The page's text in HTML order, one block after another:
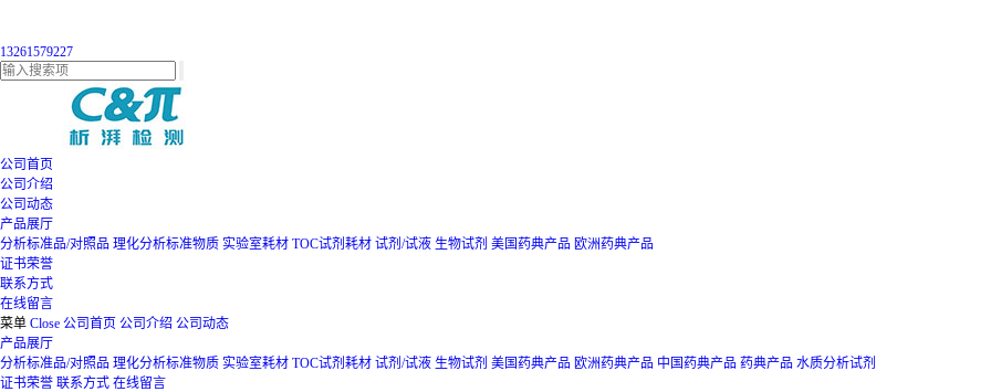
13261579227
公司首页
公司介绍
公司动态
产品展厅
分析标准品/对照品 理化分析标准物质 实验室耗材 TOC试剂耗材 试剂/试液 生物试剂 美国药典产品 欧洲药典产品
证书荣誉
联系方式
在线留言
菜单 Close 公司首页 公司介绍 公司动态
产品展厅
分析标准品/对照品 理化分析标准物质 实验室耗材 TOC试剂耗材 试剂/试液 生物试剂 美国药典产品 欧洲药典产品 中国药典产品 药典产品 水质分析试剂
证书荣誉 联系方式 在线留言